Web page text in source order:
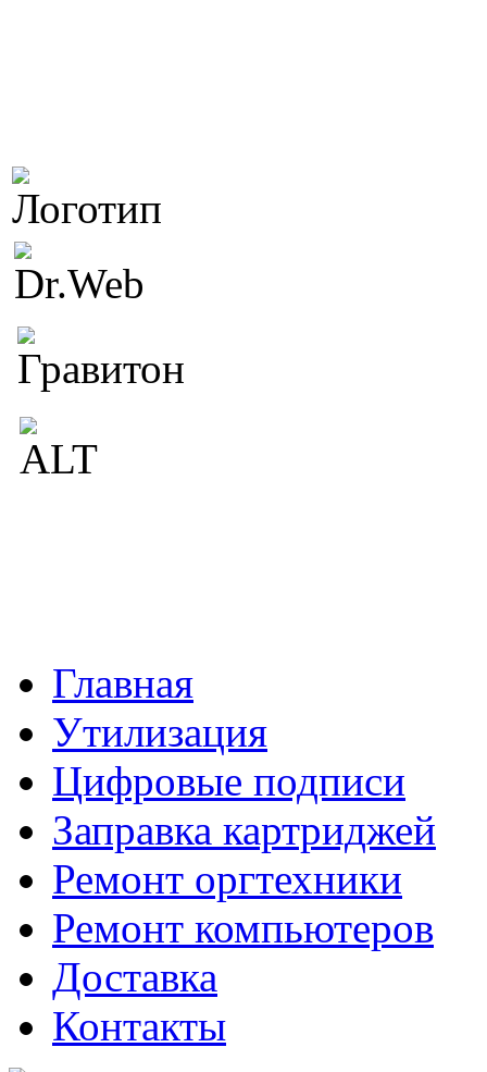
Главная
Утилизация
Цифровые подписи
Заправка картриджей
Ремонт оргтехники
Ремонт компьютеров
Доставка
Контакты